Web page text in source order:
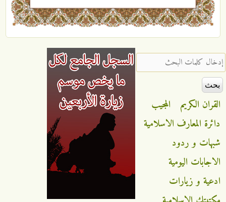
‏إدخال كلمات البحث ‏
القران الكريم
المجيب
دائرة المعارف الاسلامية
شبهات و ردود
الاجابات اليومية
ادعية و زيارات